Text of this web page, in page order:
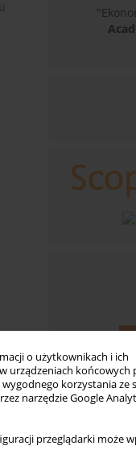
o użytkownikach i ich
urządzeniach końcowych
wygodnego korzystania ze
narzędzie Google
przeglądarki może
Wpisz swój